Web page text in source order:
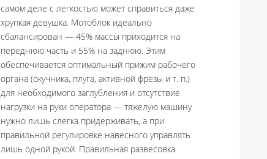
самом деле с легкостью может справиться даже
хрупкая девушка. Мотоблок идеально
сбалансирован — 45% массы приходится на
переднюю часть и 55% на заднюю. Этим
обеспечивается оптимальный прижим рабочего
органа (окучника, плуга, активной фрезы и т. п.)
для необходимого заглубления и отсутствие
нагрузки на руки оператора — тяжелую машину
нужно лишь слегка придерживать, а при
правильной регулировке навесного управлять
лишь одной рукой. Правильная развесовка